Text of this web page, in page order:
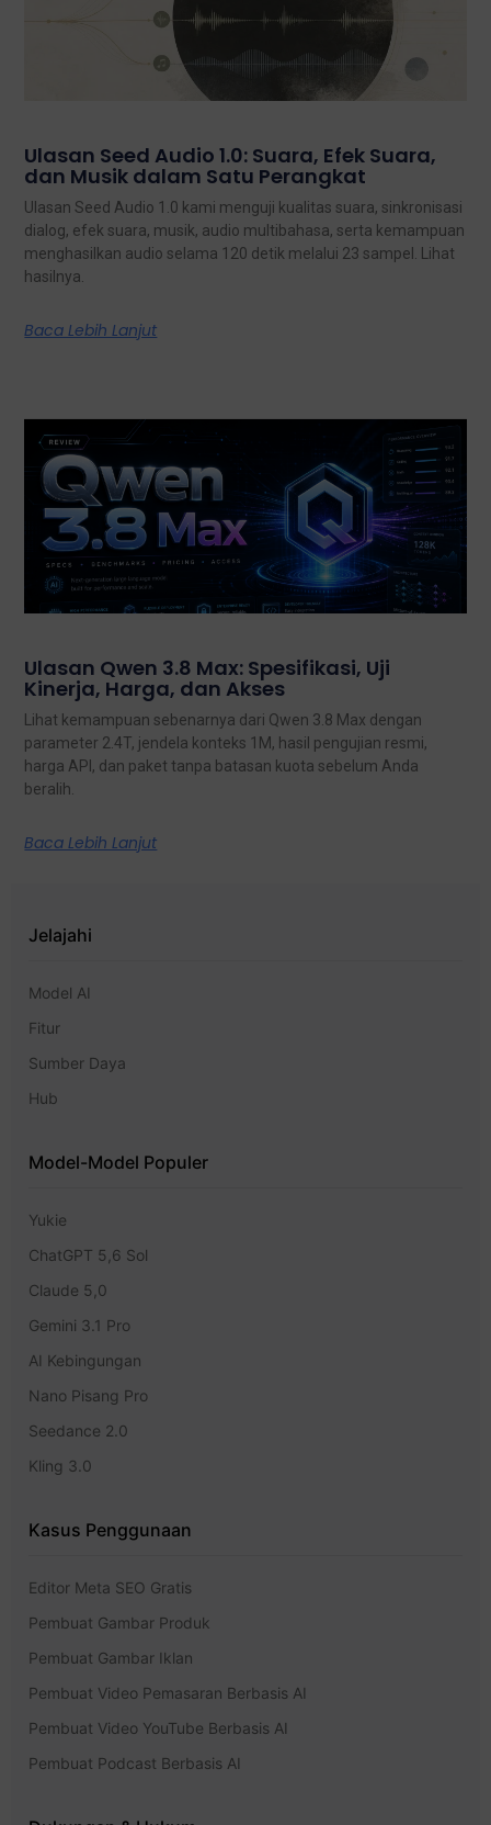
Ulasan Seed Audio 1.0: Suara, Efek Suara,
dan Musik dalam Satu Perangkat
Ulasan Seed Audio 1.0 kami menguji kualitas suara, sinkronisasi
dialog, efek suara, musik, audio multibahasa, serta kemampuan
menghasilkan audio selama 120 detik melalui 23 sampel. Lihat
hasilnya.
Baca Lebih Lanjut
Ulasan Qwen 3.8 Max: Spesifikasi, Uji
Kinerja, Harga, dan Akses
Lihat kemampuan sebenarnya dari Qwen 3.8 Max dengan
parameter 2.4T, jendela konteks 1M, hasil pengujian resmi,
harga API, dan paket tanpa batasan kuota sebelum Anda
beralih.
Baca Lebih Lanjut
Jelajahi
Model AI
Fitur
Sumber Daya
Hub
Model-Model Populer
Yukie
ChatGPT 5,6 Sol
Claude 5,0
Gemini 3.1 Pro
AI Kebingungan
Nano Pisang Pro
Seedance 2.0
Kling 3.0
Kasus Penggunaan
Editor Meta SEO Gratis
Pembuat Gambar Produk
Pembuat Gambar Iklan
Pembuat Video Pemasaran Berbasis AI
Pembuat Video YouTube Berbasis AI
Pembuat Podcast Berbasis AI